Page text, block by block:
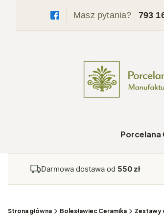
Masz pytania? 793
Porcelana
Darmowa dostawa od 550 zł
Strona główna Bolesławiec Ceramika Zestawy